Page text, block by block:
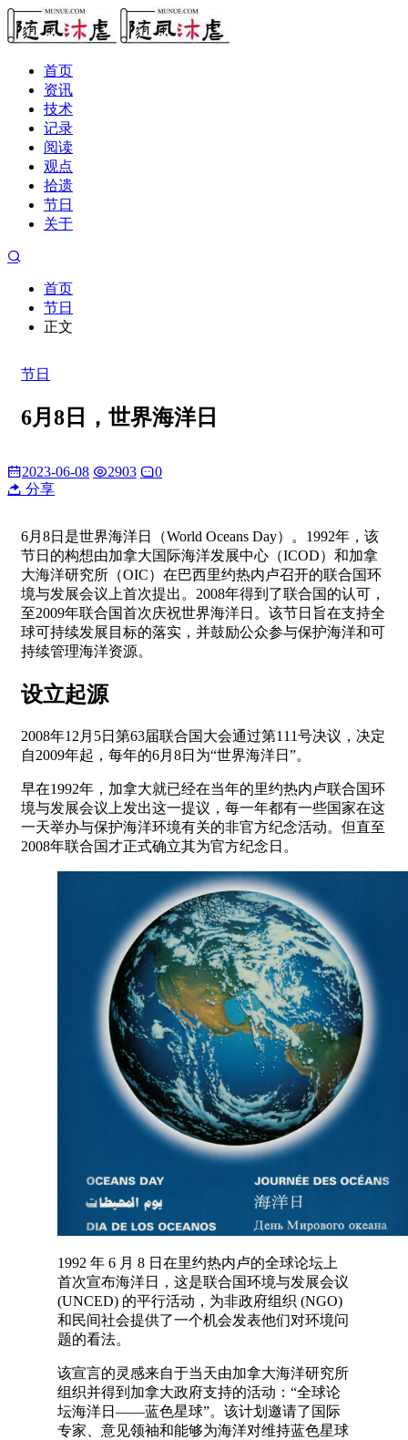
首页
资讯
技术
记录
阅读
观点
拾遗
节日
关于
首页
节日
正文
节日
6月8日，世界海洋日
2023-06-08 2903
0
分享
6月8日是世界海洋日（World Oceans Day）。1992年，该
节日的构想由加拿大国际海洋发展中心（ICOD）和加拿
大海洋研究所（OIC）在巴西里约热内卢召开的联合国环
境与发展会议上首次提出。2008年得到了联合国的认可，
至2009年联合国首次庆祝世界海洋日。该节日旨在支持全
球可持续发展目标的落实，并鼓励公众参与保护海洋和可
持续管理海洋资源。
设立起源
2008年12月5日第63届联合国大会通过第111号决议，决定
自2009年起，每年的6月8日为“世界海洋日”。
早在1992年，加拿大就已经在当年的里约热内卢联合国环
境与发展会议上发出这一提议，每一年都有一些国家在这
一天举办与保护海洋环境有关的非官方纪念活动。但直至
2008年联合国才正式确立其为官方纪念日。
1992 年 6 月 8 日在里约热内卢的全球论坛上
首次宣布海洋日，这是联合国环境与发展会议
(UNCED) 的平行活动，为非政府组织 (NGO)
和民间社会提供了一个机会发表他们对环境问
题的看法。
该宣言的灵感来自于当天由加拿大海洋研究所
组织并得到加拿大政府支持的活动：“全球论
坛海洋日——蓝色星球”。该计划邀请了国际
专家、意见领袖和能够为海洋对维持蓝色星球